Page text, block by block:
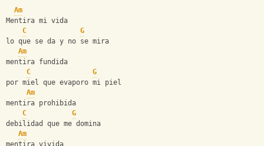
Am
Mentira mi vida
C
G
lo que se da y no se mira
Am
mentira fundida
C
G
por miel que evaporo mi piel
Am
mentira prohibida
C
G
debilidad que me domina
Am